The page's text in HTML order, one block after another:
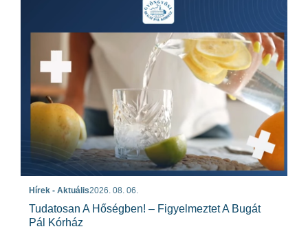
Hírek - Aktuális2026. 08. 06.
Tudatosan A Hőségben! – Figyelmeztet A Bugát
Pál Kórház